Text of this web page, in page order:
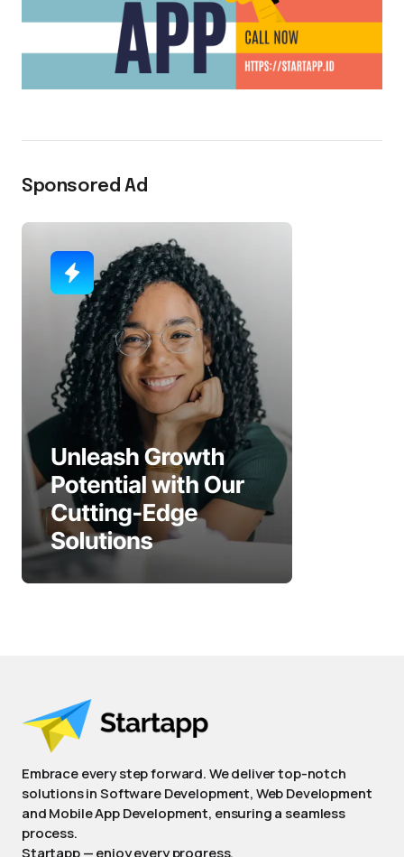
Sponsored Ad
Embrace every step forward. We deliver top-notch
solutions in Software Development, Web Development
and Mobile App Development, ensuring a seamless
process.
Startapp — enjoy every progress.